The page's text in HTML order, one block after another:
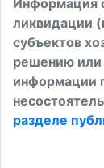
Информация
ликвидации
субъектов
решению
информации
разделе